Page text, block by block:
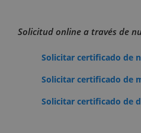
Solicitud online a través de
Solicitar certificado de
Solicitar certificado de
Solicitar certificado de